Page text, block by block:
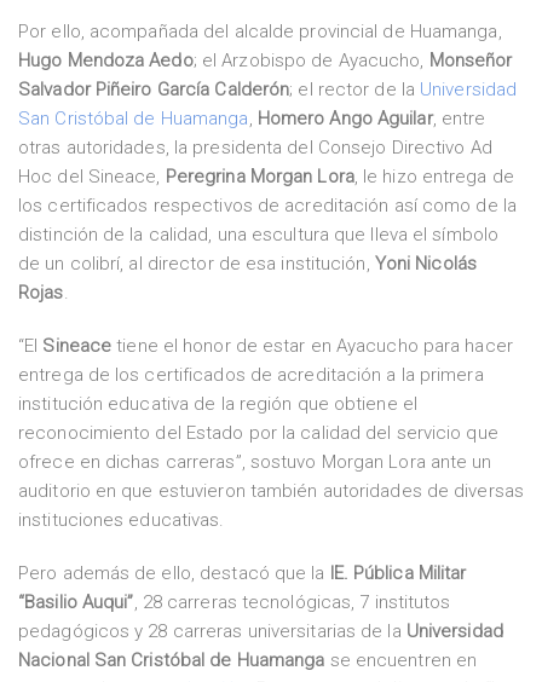
Por ello, acompañada del alcalde provincial de Huamanga,
Hugo Mendoza Aedo; el Arzobispo de Ayacucho, Monseñor
Salvador Piñeiro García Calderón; el rector de la Universidad
San Cristóbal de Huamanga, Homero Ango Aguilar, entre
otras autoridades, la presidenta del Consejo Directivo Ad
Hoc del Sineace, Peregrina Morgan Lora, le hizo entrega de
los certificados respectivos de acreditación así como de la
distinción de la calidad, una escultura que lleva el símbolo
de un colibrí, al director de esa institución, Yoni Nicolás
Rojas.
“El Sineace tiene el honor de estar en Ayacucho para hacer
entrega de los certificados de acreditación a la primera
institución educativa de la región que obtiene el
reconocimiento del Estado por la calidad del servicio que
ofrece en dichas carreras”, sostuvo Morgan Lora ante un
auditorio en que estuvieron también autoridades de diversas
instituciones educativas.
Pero además de ello, destacó que la IE. Pública Militar
“Basilio Auqui”, 28 carreras tecnológicas, 7 institutos
pedagógicos y 28 carreras universitarias de la Universidad
Nacional San Cristóbal de Huamanga se encuentren en